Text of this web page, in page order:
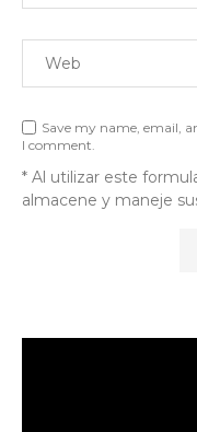
Save my name, email,
I comment.
* Al utilizar este
almacene y maneje